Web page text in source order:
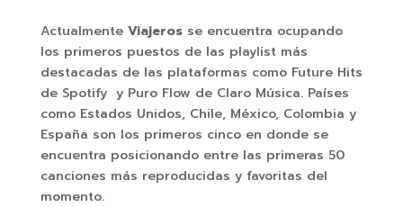
Actualmente Viajerosse encuentra ocupando
los primeros puestos de las playlist más
destacadas de las plataformas como Future Hits
de Spotify y Puro Flow de Claro Música. Países
como Estados Unidos, Chile, México, Colombia y
España son los primeros cinco en donde se
encuentra posicionando entre las primeras 50
canciones más reproducidas y favoritas del
momento.